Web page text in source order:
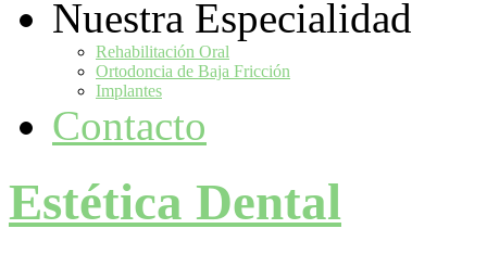
Nuestra Especialidad
Rehabilitación Oral
Ortodoncia de Baja Fricción
Implantes
Contacto
Estética Dental